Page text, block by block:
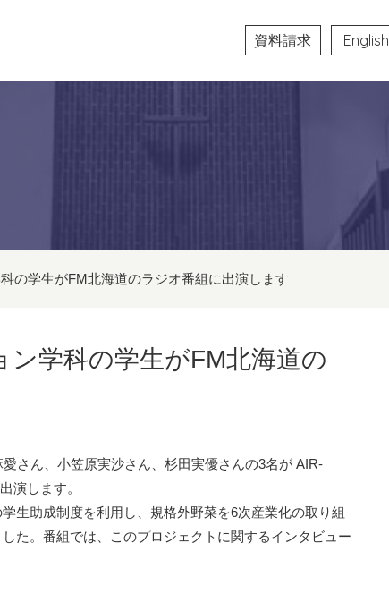
資料請求 English
の学生がFM北海道のラジオ番組に出演します
学科の学生がFM北海道の
さん、小笠原実沙さん、杉田実優さんの3名が AIR-
演します。
生助成制度を利用し、規格外野菜を6次産業化の取り組
た。番組では、このプロジェクトに関するインタビュー